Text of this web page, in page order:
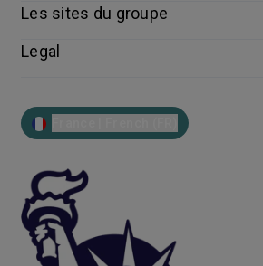
Les sites du groupe
Legal